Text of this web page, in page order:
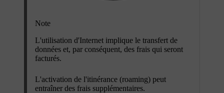
Note
L'utilisation d'Internet implique le transfert de
données et, par conséquent, des frais qui seront
facturés.
L'activation de l'itinérance (roaming) peut
entraîner des frais supplémentaires.